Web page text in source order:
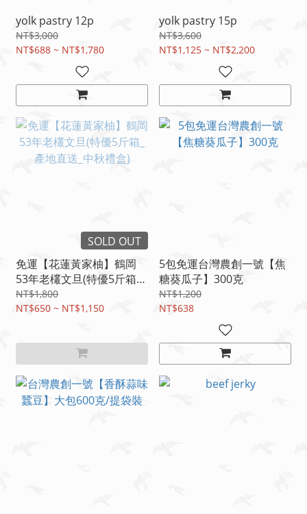
yolk pastry 12p
NT$3,000
NT$688 ~ NT$1,780
yolk pastry 15p
NT$3,600
NT$1,125 ~ NT$2,200
SOLD OUT
免運【花蓮黃家柚】鶴岡
53年老欉文旦(特優5斤箱_
產地直送_中秋禮盒)
NT$1,800
NT$650 ~ NT$1,150
5包免運台灣農創一號【焦
糖葵瓜子】300克
NT$1,200
NT$638